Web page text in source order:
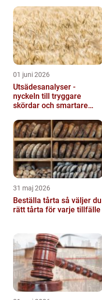
01 juni 2026
Utsädesanalyser -
nyckeln till tryggare
skördar och smartare
31 maj 2026
Beställa tårta så väljer du
rätt tårta för varje tillfälle